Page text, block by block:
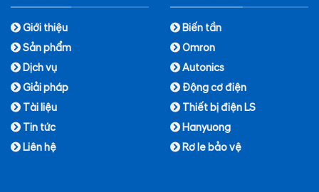
Giới thiệu
Sản phẩm
Dịch vụ
Giải pháp
Tài liệu
Tin tức
Liên hệ
Biến tần
Omron
Autonics
Động cơ điện
Thiết bị điện LS
Hanyuong
Rơ le bảo vệ